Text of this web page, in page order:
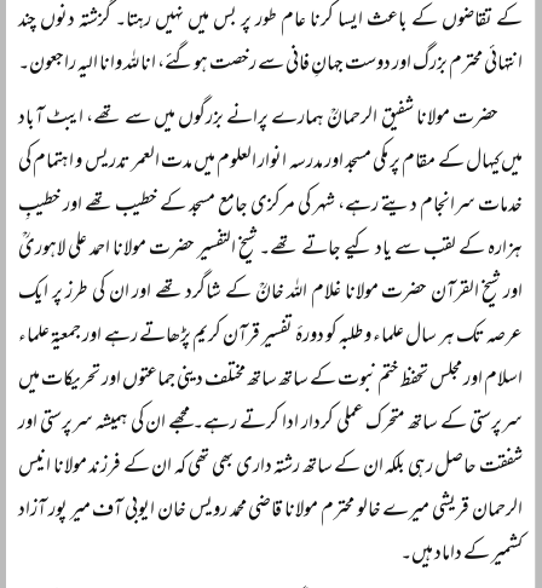
کے تقاضوں کے باعث ایسا کرنا عام طور پر بس میں نہیں رہتا۔ گزشتہ دنوں چند
انتہائی محترم بزرگ اور دوست جہانِ فانی سے رخصت ہوگئے، انا للہ وانا الیہ راجعون۔
حضرت مولانا شفیق الرحمانؒ ہمارے پرانے بزرگوں میں سے تھے، ایبٹ آباد
میں کیہال کے مقام پر مکی مسجد اور مدرسہ انوار العلوم میں مدت العمر تدریس و اہتمام کی
خدمات سرانجام دیتے رہے، شہر کی مرکزی جامع مسجد کے خطیب تھے اور خطیبِ
ہزارہ کے لقب سے یاد کیے جاتے تھے۔ شیخ التفسیر حضرت مولانا احمد علی لاہوریؒ
اور شیخ القرآن حضرت مولانا غلام اللہ خانؒ کے شاگرد تھے اور ان کی طرز پر ایک
عرصہ تک ہر سال علماء و طلبہ کو دورۂ تفسیر قرآن کریم پڑھاتے رہے اور جمعیۃ علماء
اسلام اور مجلس تحفظ ختم نبوت کے ساتھ ساتھ مختلف دینی جماعتوں اور تحریکات میں
سرپرستی کے ساتھ متحرک عملی کردار ادا کرتے رہے۔ مجھے ان کی ہمیشہ سرپرستی اور
شفقت حاصل رہی بلکہ ان کے ساتھ رشتہ داری بھی تھی کہ ان کے فرزند مولانا انیس
الرحمان قریشی میرے خالو محترم مولانا قاضی محمد رویس خان ایوبی آف میر پور آزاد
کشمیر کے داماد ہیں۔